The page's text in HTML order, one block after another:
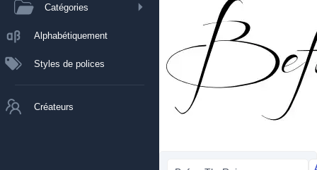
Catégories
Alphabétiquement
Styles de polices
Créateurs